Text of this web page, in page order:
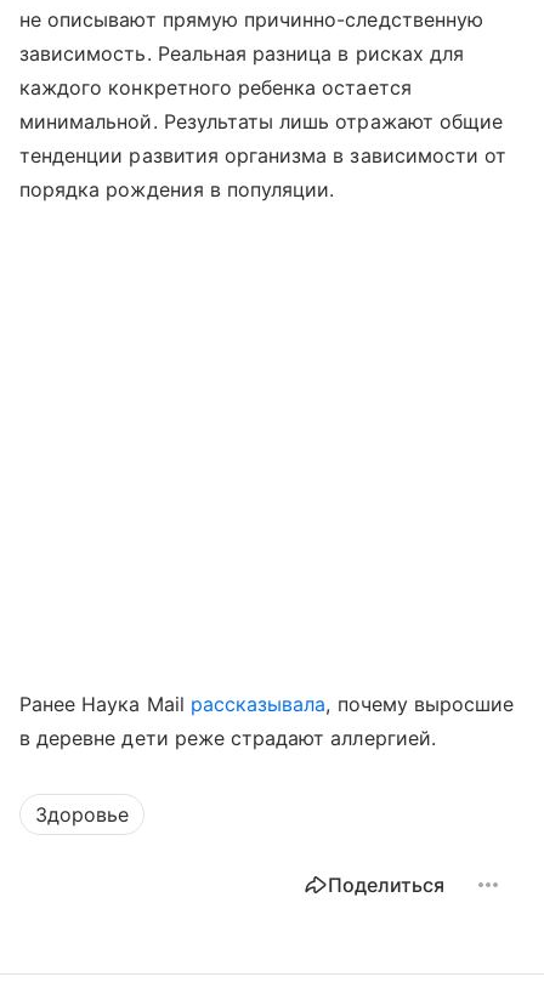
не описывают прямую причинно-следственную
зависимость. Реальная разница в рисках для
каждого конкретного ребенка остается
минимальной. Результаты лишь отражают общие
тенденции развития организма в зависимости от
порядка рождения в популяции.
Ранее Наука Mail рассказывала, почему выросшие
в деревне дети реже страдают аллергией.
Здоровье
Поделиться